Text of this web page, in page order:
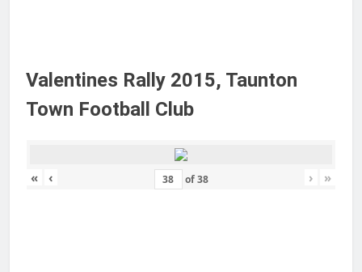
Valentines Rally 2015, Taunton
Town Football Club
« ‹ of38 › »